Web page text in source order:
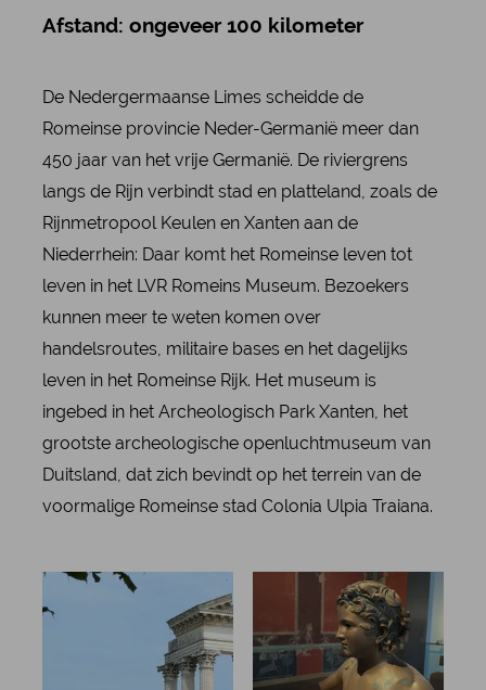
Afstand: ongeveer 100 kilometer
De Nedergermaanse Limes scheidde de
Romeinse provincie Neder-Germanië meer dan
450 jaar van het vrije Germanië. De riviergrens
langs de Rijn verbindt stad en platteland, zoals de
Rijnmetropool Keulen en Xanten aan de
Niederrhein: Daar komt het Romeinse leven tot
leven in het LVR Romeins Museum. Bezoekers
kunnen meer te weten komen over
handelsroutes, militaire bases en het dagelijks
leven in het Romeinse Rijk. Het museum is
ingebed in het Archeologisch Park Xanten, het
grootste archeologische openluchtmuseum van
Duitsland, dat zich bevindt op het terrein van de
voormalige Romeinse stad Colonia Ulpia Traiana.